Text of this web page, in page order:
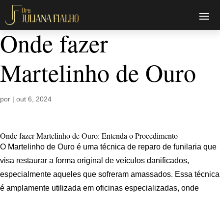
Onde fazer
Martelinho de Ouro
por | out 6, 2024
Onde fazer Martelinho de Ouro: Entenda o Procedimento
O Martelinho de Ouro é uma técnica de reparo de funilaria que
visa restaurar a forma original de veículos danificados,
especialmente aqueles que sofreram amassados. Essa técnica
é amplamente utilizada em oficinas especializadas, onde